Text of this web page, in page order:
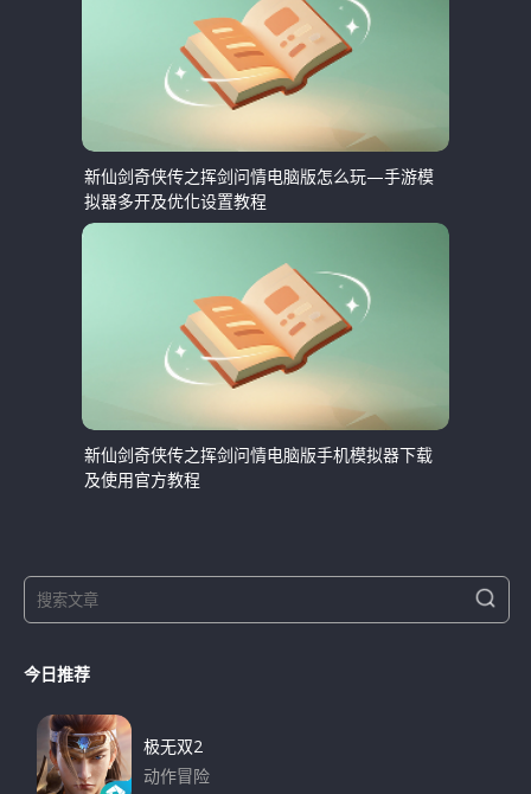
新仙剑奇侠传之挥剑问情电脑版怎么玩—手游模
拟器多开及优化设置教程
新仙剑奇侠传之挥剑问情电脑版手机模拟器下载
及使用官方教程
e
r
S
e
今日推荐
极无双2
动作冒险